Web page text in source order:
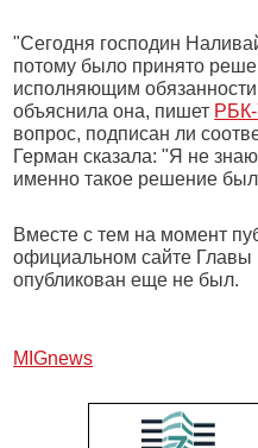
"Сегодня господин
потому было принято
исполняющим
объяснила она, пишет
вопрос, подписан ли
Герман сказала: "Я не
именно такое решение
Вместе с тем на момент
официальном сайте Главы
опубликован еще не был.
МIGnews